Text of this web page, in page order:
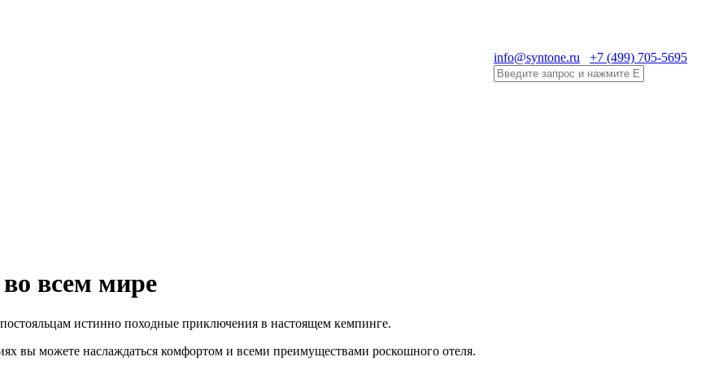
info@syntone.ru +7 (499) 705-5695
всем мире
истинно походные приключения в настоящем кемпинге.
вы можете наслаждаться комфортом и всеми преимуществами роскошного отеля.